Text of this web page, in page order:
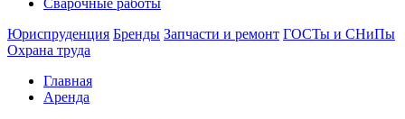
Сварочные работы
Юриспруденция Бренды Запчасти и ремонт ГОСТы и СНиПы
Охрана труда
Главная
Аренда